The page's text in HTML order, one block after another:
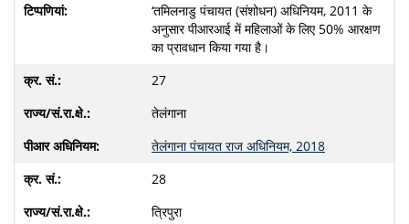
‘तमिलनाडु पंचायत (संशोधन) अधिनियम, 2011 के
अनुसार पीआरआई में महिलाओं के लिए 50% आरक्षण
का प्रावधान किया गया है।
27
तेलंगाना
तेलंगाना पंचायत राज अधिनियम, 2018
28
त्रिपुरा